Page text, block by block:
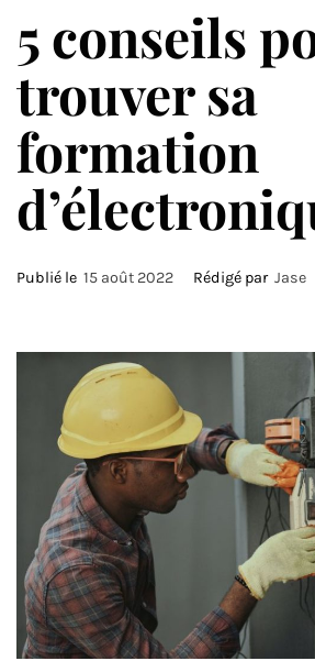
5 conseils
trouver sa
formation
Publié le 15 août 2022 Rédigé par Jase